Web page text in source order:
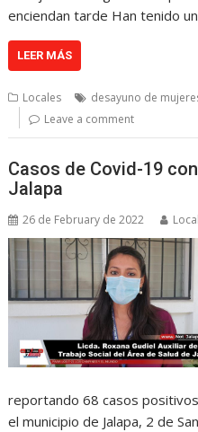
enciendan tarde Han tenido
LEER MÁS
Locales desayuno de
Leave a comment
Casos de Covid-19
Jalapa
26 de February de 2022
reportando 68 casos
el municipio de Jalapa, 2 de